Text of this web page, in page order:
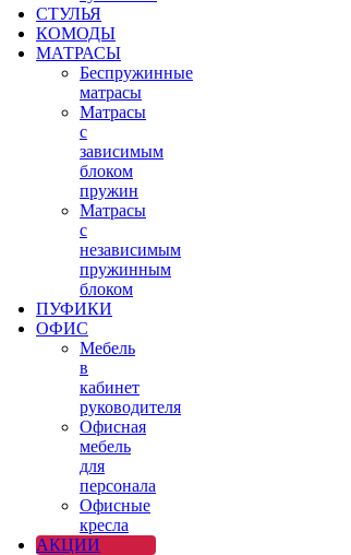
СТУЛЬЯ
КОМОДЫ
МАТРАСЫ
Беспружинные
матрасы
Матрасы
с
зависимым
блоком
пружин
Матрасы
с
независимым
пружинным
блоком
ПУФИКИ
ОФИС
Мебель
в
кабинет
руководителя
Офисная
мебель
для
персонала
Офисные
кресла
АКЦИИ